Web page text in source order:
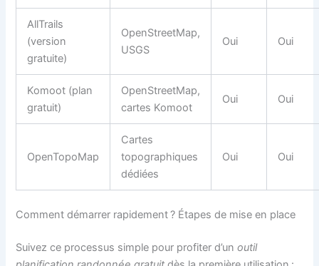
AllTrails
(version
gratuite)
OpenStreetMap,
USGS
Oui Oui
Komoot (plan
gratuit)
OpenStreetMap,
cartes Komoot
Oui Oui
OpenTopoMap
Cartes
topographiques
dédiées
Oui Oui
Comment démarrer rapidement ? Étapes de mise en place
Suivez ce processus simple pour profiter d’unoutil